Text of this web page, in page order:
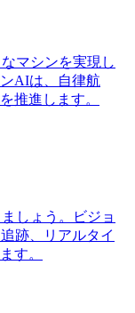
マシンを実現し
AIは、自律航
推進します。
しょう。ビジョ
跡、リアルタイ
す。